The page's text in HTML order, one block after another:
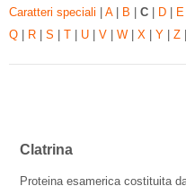
Caratteri speciali A| B C D E
Q
R S T U V W X Y Z
Clatrina
Proteina esamerica costituita